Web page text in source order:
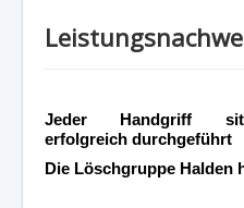
Über uns
Kontakt
Satzung
Jeder Handgriff
erfolgreich durchgeführt
Die Löschgruppe Halden